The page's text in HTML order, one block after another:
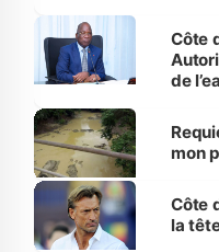
Côte
de
mon
Côte
la